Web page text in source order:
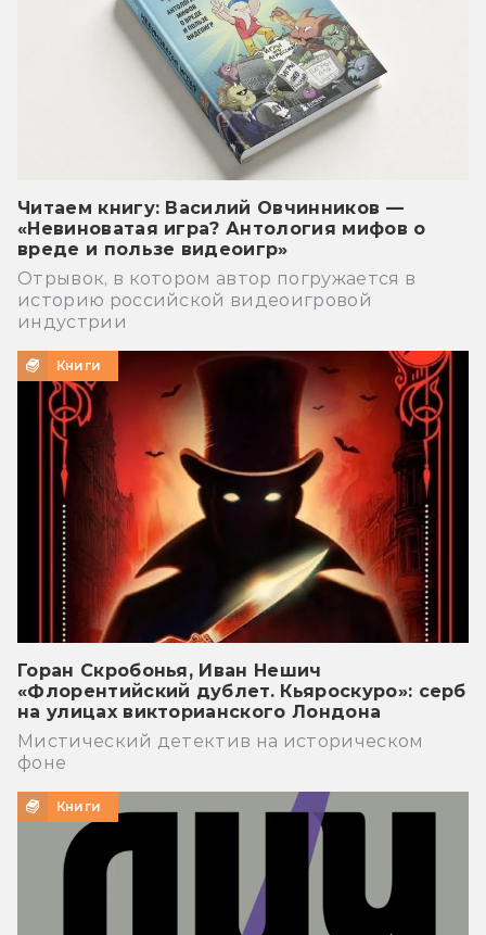
Читаем книгу: Василий Овчинников —
«Невиноватая игра? Антология мифов о
вреде и пользе видеоигр»
Отрывок, в котором автор погружается в
историю российской видеоигровой
индустрии
Книги
Горан Скробонья, Иван Нешич
«Флорентийский дублет. Кьяроскуро»: серб
на улицах викторианского Лондона
Мистический детектив на историческом
фоне
Книги